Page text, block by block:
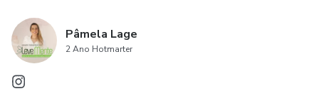
Serão 8 encontros on-line e ao vivo, focados na preparação
para a cirurgia bariátrica.
Pâmela Lage
2 Ano Hotmarter